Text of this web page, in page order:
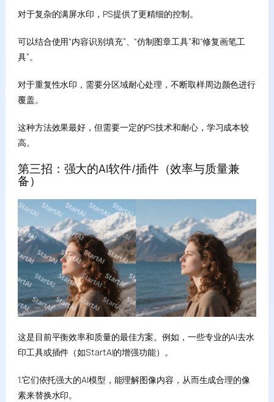
对于复杂的满屏水印，PS提供了更精细的控制。
可以结合使用“内容识别填充”、“仿制图章工具”和“修复画笔工
具”。
对于重复性水印，需要分区域耐心处理，不断取样周边颜色进行
覆盖。
这种方法效果最好，但需要一定的PS技术和耐心，学习成本较
高。
第三招：强大的AI软件/插件（效率与质量兼
备）
这是目前平衡效率和质量的最佳方案。例如，一些专业的AI去水
印工具或插件（如StartAI的增强功能）。
1.它们依托强大的AI模型，能理解图像内容，从而生成合理的像
素来替换水印。